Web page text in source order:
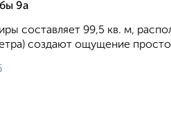
9а
составляет 99,5 кв. м,
создают ощущение